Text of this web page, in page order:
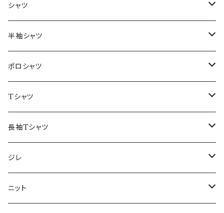
～44/S
46/M
48/L
50/XL～
シャツ
～44/S
46/M
48/L
50/XL～
半袖シャツ
～44/S
46/M
48/L
50/XL～
ポロシャツ
～44/S
46/M
48/L
50/XL～
Tシャツ
～44/S
46/M
48/L
長袖Tシャツ
～44/S
46/M
ジレ
～44/S
ニット